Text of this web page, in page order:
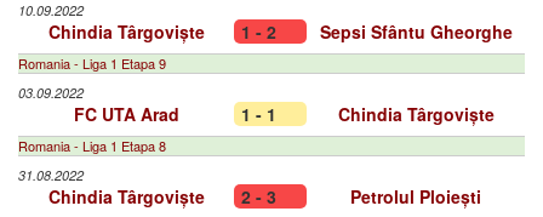
10.09.2022
Chindia Târgoviște 1 - 2 Sepsi Sfântu Gheorghe
Romania - Liga 1 Etapa 9
03.09.2022
FC UTA Arad 1 - 1 Chindia Târgoviște
Romania - Liga 1 Etapa 8
31.08.2022
Chindia Târgoviște 2 - 3 Petrolul Ploiești